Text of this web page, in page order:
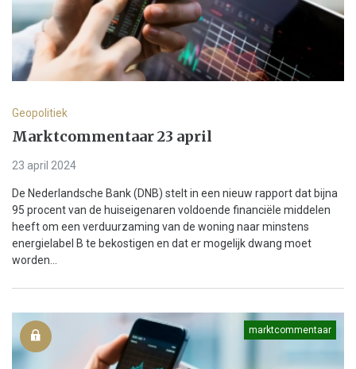
Geopolitiek
Marktcommentaar 23 april
23 april 2024
De Nederlandsche Bank (DNB) stelt in een nieuw rapport dat bijna
95 procent van de huiseigenaren voldoende financiële middelen
heeft om een verduurzaming van de woning naar minstens
energielabel B te bekostigen en dat er mogelijk dwang moet
worden...
marktcommentaar